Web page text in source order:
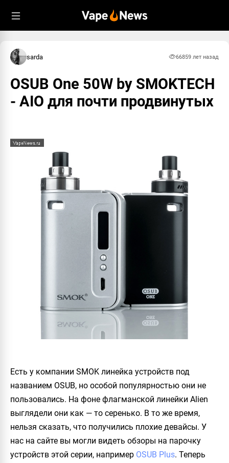
sarda 66859 лет назад
OSUB One 50W by SMOKTECH
- AIO для почти продвинутых
Есть у компании SMOK линейка устройств под
названием OSUB, но особой популярностью они не
пользовались. На фоне флагманской линейки Alien
выглядели они как — то серенько. В то же время,
нельзя сказать, что получились плохие девайсы. У
нас на сайте вы могли видеть обзоры на парочку
устройств этой серии, например OSUB Plus. Теперь